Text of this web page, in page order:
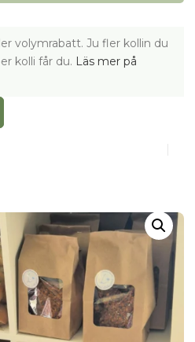
volymrabatt. Ju fler kollin du
kolli får du. Läs mer på